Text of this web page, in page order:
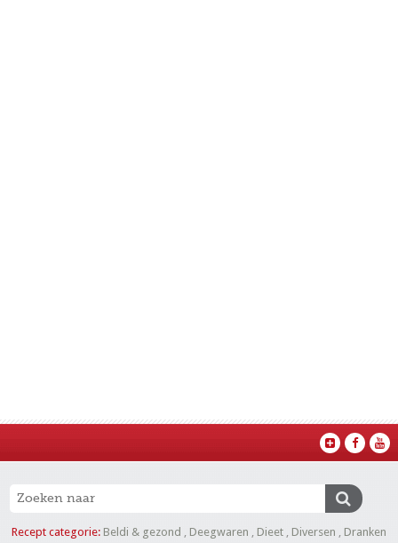
Recept categorie: Beldi & gezond , Deegwaren , Dieet , Diversen , Dranken